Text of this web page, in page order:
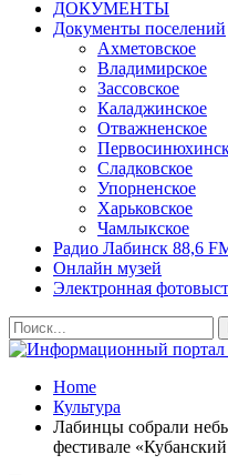
ДОКУМЕНТЫ
Документы поселений
Ахметовское
Владимирское
Зассовское
Каладжинское
Отважненское
Сладковское
Упорненское
Харьковское
Чамлыкское
Радио Лабинск 88,6
Онлайн музей
Электронная
Home
Культура
Лабинцы собрали
фестивале «Кубанский